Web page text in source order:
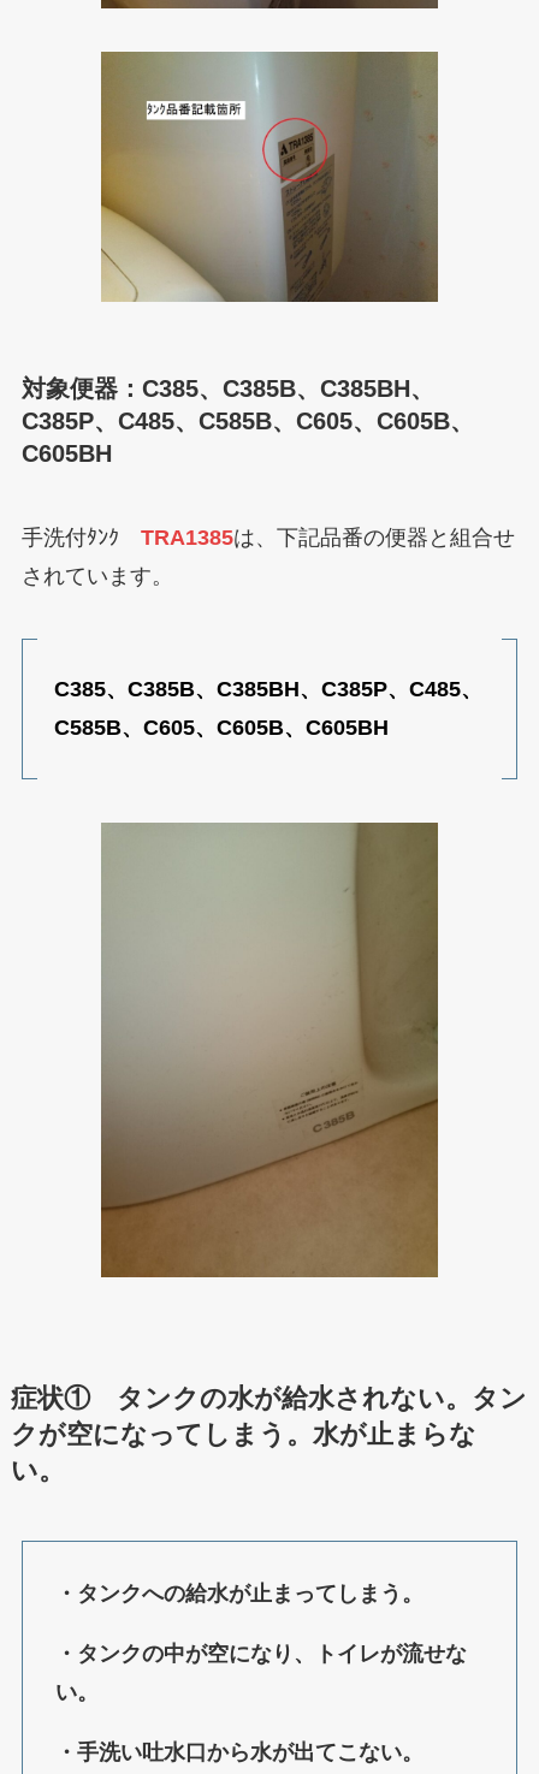
対象便器：C385、C385B、C385BH、
C385P、C485、C585B、C605、C605B、
C605BH
手洗付ﾀﾝｸ TRA1385は、下記品番の便器と組合せ
されています。
C385、C385B、C385BH、C385P、C485、
C585B、C605、C605B、C605BH
症状① タンクの水が給水されない。タン
クが空になってしまう。水が止まらな
い。
・タンクへの給水が止まってしまう。
・タンクの中が空になり、トイレが流せな
い。
・手洗い吐水口から水が出てこない。